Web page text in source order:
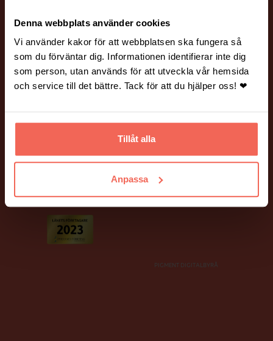
Denna webbplats använder cookies
Vi använder kakor för att webbplatsen ska fungera så
som du förväntar dig. Informationen identifierar inte dig
som person, utan används för att utveckla vår hemsida
och service till det bättre. Tack för att du hjälper oss! ❤
Tillåt alla
Anpassa
Instagram
ÖVRIGT
Vanliga frågor och svar. Hantering av personuppgifter.
Ett stort tack till våra fina kunder som har ställt upp som modeller!
PIGMENT DIGITALBYRÅ